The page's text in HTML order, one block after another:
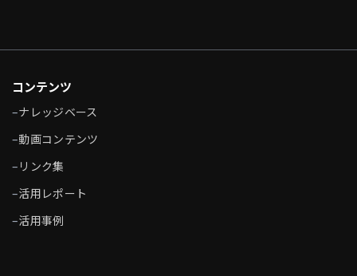
コンテンツ
–ナレッジベース
–動画コンテンツ
– リンク集
–活用レポート
–活用事例